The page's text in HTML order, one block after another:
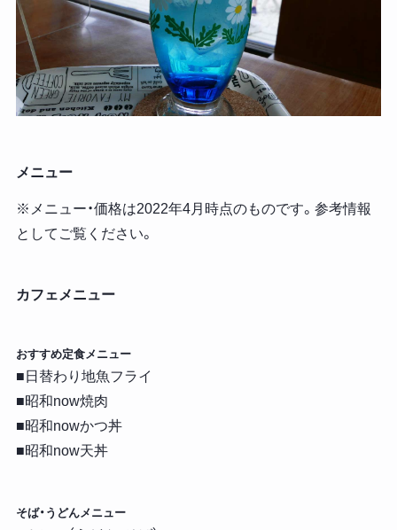
メニュー
※メニュー・価格は2022年4月時点のものです。参考情報
としてご覧ください。
カフェメニュー
おすすめ定食メニュー
■日替わり地魚フライ
■昭和now焼肉
■昭和nowかつ丼
■昭和now天丼
そば・うどんメニュー